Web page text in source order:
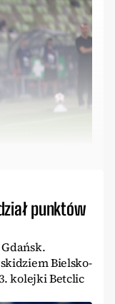
punktów
Bielsko-
kolejki Betclic